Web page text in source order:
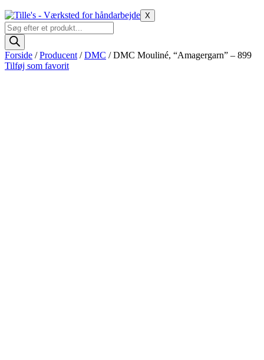
X
Products
search
Forside /Producent /DMC / DMC Mouliné, “Amagergarn” – 899
Tilføj som favorit